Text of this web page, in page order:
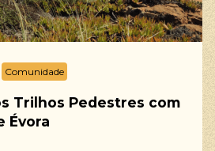
Comunidade
Trilhos Pedestres com
Évora